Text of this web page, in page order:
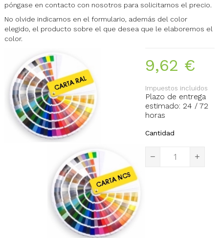
póngase en contacto con nosotros para solicitarnos el precio.
No olvide indicarnos en el formulario, además del color
elegido, el producto sobre el que desea que le elaboremos el
color.
9,62 €
Impuestos incluidos
Plazo de entrega
estimado: 24 / 72
horas
Cantidad